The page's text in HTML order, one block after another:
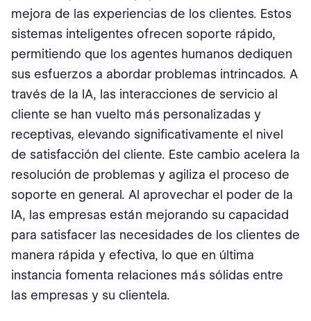
mejora de las experiencias de los clientes. Estos
sistemas inteligentes ofrecen soporte rápido,
permitiendo que los agentes humanos dediquen
sus esfuerzos a abordar problemas intrincados. A
través de la IA, las interacciones de servicio al
cliente se han vuelto más personalizadas y
receptivas, elevando significativamente el nivel
de satisfacción del cliente. Este cambio acelera la
resolución de problemas y agiliza el proceso de
soporte en general. Al aprovechar el poder de la
IA, las empresas están mejorando su capacidad
para satisfacer las necesidades de los clientes de
manera rápida y efectiva, lo que en última
instancia fomenta relaciones más sólidas entre
las empresas y su clientela.